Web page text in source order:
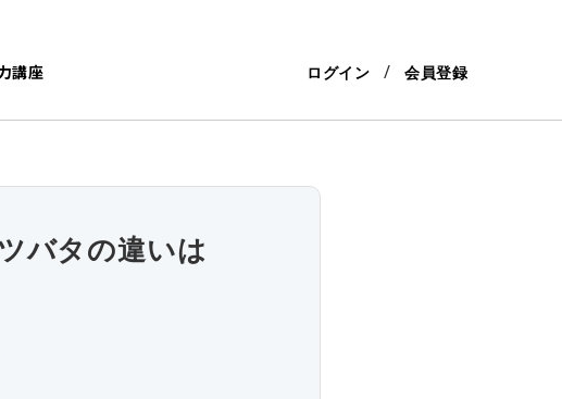
講座 ログイン 会員登録
バタの違いは